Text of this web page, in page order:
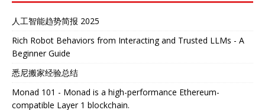
人工智能趋势简报 2025
Rich Robot Behaviors from Interacting and Trusted LLMs - A
Beginner Guide
悉尼搬家经验总结
Monad 101 - Monad is a high-performance Ethereum-
compatible Layer 1 blockchain.